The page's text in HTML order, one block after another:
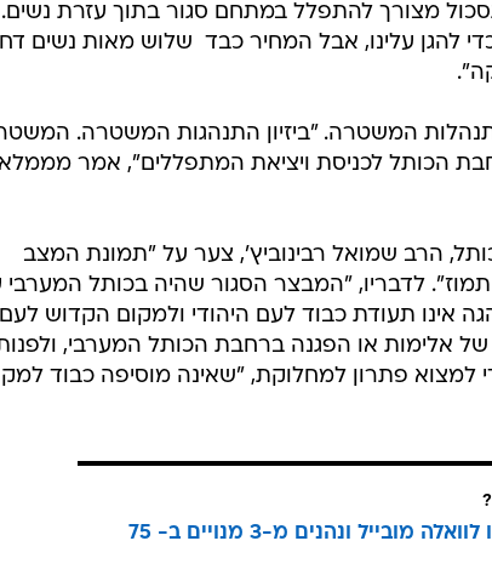
מצורך להתפלל במתחם סגור בתוך עזרת נשים.
עלינו, אבל המחיר כבד  שלוש מאות נשים
המשטרה. "ביזיון התנהגות המשטרה.
הכותל לכניסת ויציאת המתפללים", אמר
הרב שמואל רבינוביץ', צער על "תמונת המצב
לדבריו, "המבצר הסגור שהיה בכותל המערבי
אינו תעודת כבוד לעם היהודי ולמקום הקדוש לעם
של אלימות או הפגנה ברחבת הכותל המערבי,
למצוא פתרון למחלוקת, "שאינה מוסיפה כבוד
עוברים עכשיו לוואלה מובייל ונהנים מ-3 מנויים ב- 75